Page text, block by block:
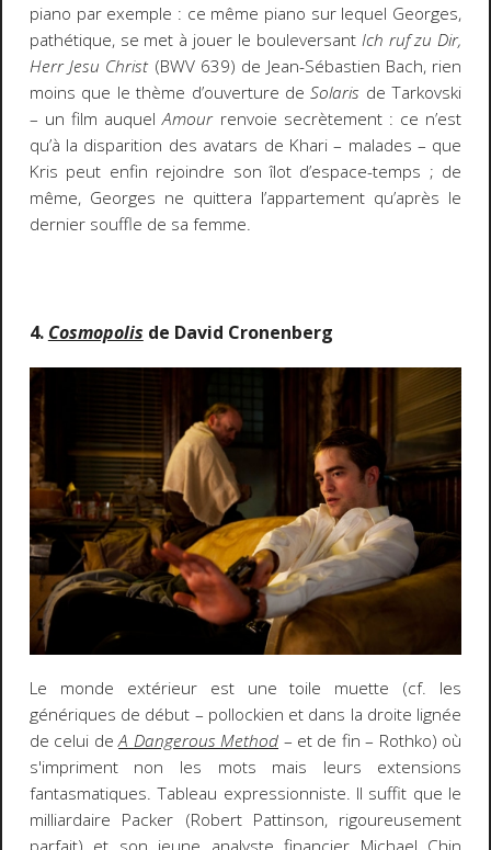
piano par exemple : ce même piano sur lequel Georges,
pathétique, se met à jouer le bouleversant Ich ruf zu Dir,
Herr Jesu Christ(BWV 639) de Jean-Sébastien Bach, rien
moins que le thème d’ouverture deSolaris de Tarkovski
– un film auquelAmourrenvoie secrètement : ce n’est
qu’à la disparition des avatars de Khari – malades – que
Kris peut enfin rejoindre son îlot d’espace-temps ; de
même, Georges ne quittera l’appartement qu’après le
dernier souffle de sa femme.
4. Cosmopolis de David Cronenberg
Le monde extérieur est une toile muette (cf. les
génériques de début – pollockien et dans la droite lignée
de celui deA Dangerous Method – et de fin – Rothko) où
s'impriment non les mots mais leurs extensions
fantasmatiques. Tableau expressionniste. Il suffit que le
milliardaire Packer (Robert Pattinson, rigoureusement